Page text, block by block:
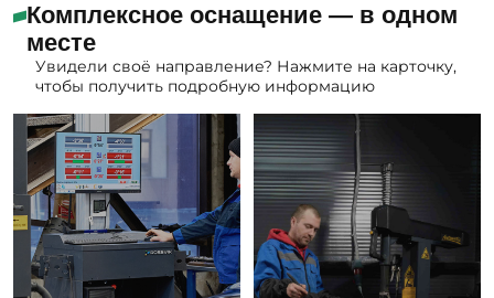
Комплексное оснащение — в одном
месте
Увидели своё направление? Нажмите на карточку,
чтобы получить подробную информацию